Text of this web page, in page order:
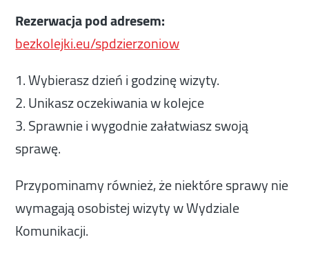
Rezerwacja pod adresem:
bezkolejki.eu/spdzierzoniow
1. Wybierasz dzień i godzinę wizyty.
2. Unikasz oczekiwania w kolejce
3. Sprawnie i wygodnie załatwiasz swoją
sprawę.
Przypominamy również, że niektóre sprawy nie
wymagają osobistej wizyty w Wydziale
Komunikacji.